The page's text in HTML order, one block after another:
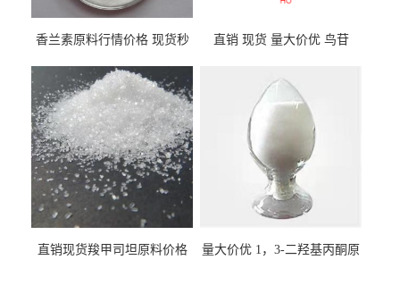
香兰素原料行情价格 现货秒
直销 现货 量大价优 鸟苷
直销现货羧甲司坦原料价格
量大价优 1，3-二羟基丙酮原